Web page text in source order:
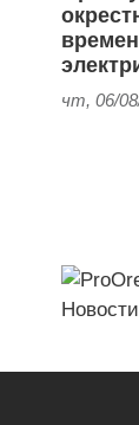
чт, 06/